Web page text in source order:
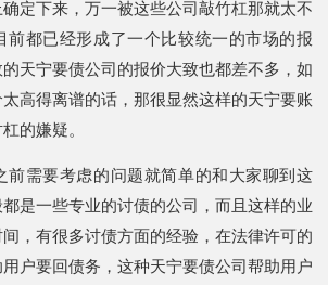
定下来，万一被这些公司敲竹杠那就太不
前都已经形成了一个比较统一的市场的报
天宁要债公司的报价大致也都差不多，如
高得离谱的话，那很显然这样的天宁要账
的嫌疑。
前需要考虑的问题就简单的和大家聊到这
是一些专业的讨债的公司，而且这样的业
，有很多讨债方面的经验，在法律许可的
户要回债务，这种天宁要债公司帮助用户